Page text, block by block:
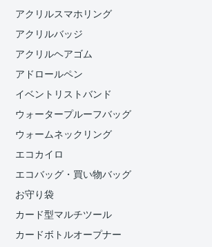
アクリルスマホリング
アクリルバッジ
アクリルヘアゴム
アドロールペン
イベントリストバンド
ウォータープルーフバッグ
ウォームネックリング
エコカイロ
エコバッグ・買い物バッグ
お守り袋
カード型マルチツール
カードボトルオープナー